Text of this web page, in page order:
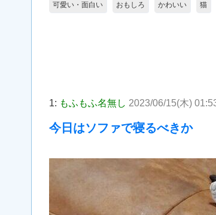
可愛い・面白い おもしろ かわいい 猫
1: もふもふ名無し 2023/06/15(木)
今日はソファで寝るべきか